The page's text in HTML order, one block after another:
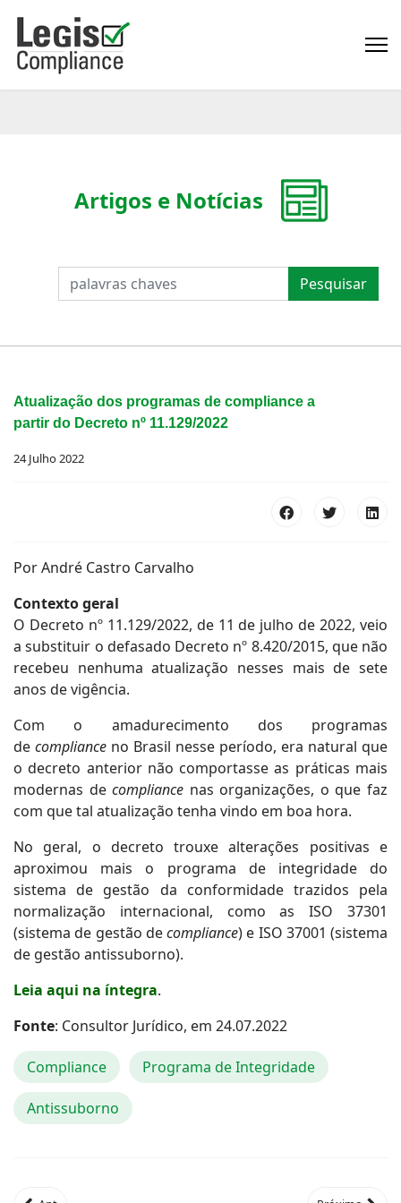
PESQUISAR Pesquisar
Artigos e Notícias
Atualização dos programas de compliance a
partir do Decreto nº 11.129/2022
24 Julho 2022
Por André Castro Carvalho
Contexto geral
O Decreto nº 11.129/2022, de 11 de julho de 2022, veio
a substituir o defasado Decreto nº 8.420/2015, que não
recebeu nenhuma atualização nesses mais de sete
anos de vigência.
Com o amadurecimento dos programas
de compliance no Brasil nesse período, era natural que
o decreto anterior não comportasse as práticas mais
modernas decompliance nas organizações, o que faz
com que tal atualização tenha vindo em boa hora.
No geral, o decreto trouxe alterações positivas e
aproximou mais o programa de integridade do
sistema de gestão da conformidade trazidos pela
normalização internacional, como as ISO 37301
(sistema de gestão decompliance) e ISO 37001 (sistema
de gestão antissuborno).
Leia aqui na íntegra.
Fonte: Consultor Jurídico, em 24.07.2022
Compliance Programa de Integridade
Antissuborno